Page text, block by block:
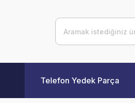
Telefon Yedek Parça